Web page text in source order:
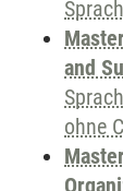
and
ohne